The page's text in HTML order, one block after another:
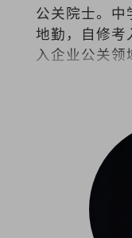
公关院士。中
地勤，自修考
入企业公关
学位并投身
士导师，同
项目。著有